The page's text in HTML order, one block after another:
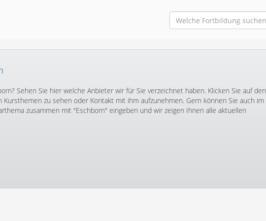
Sehen Sie hier welche Anbieter wir für Sie verzeichnet haben. Klicken Sie auf den
zu sehen oder Kontakt mit ihm aufzunehmen. Gern können Sie auch im
zusammen mit "Eschborn" eingeben und wir zeigen Ihnen alle aktuellen